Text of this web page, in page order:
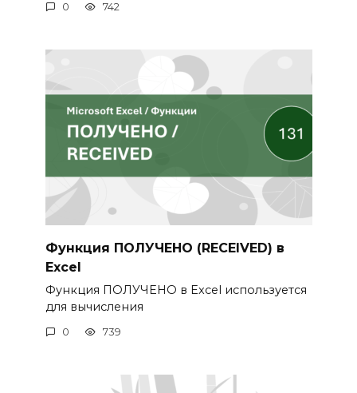
0 742
Функция ПОЛУЧЕНО (RECEIVED) в
Excel
Функция ПОЛУЧЕНО в Excel используется
для вычисления
0 739